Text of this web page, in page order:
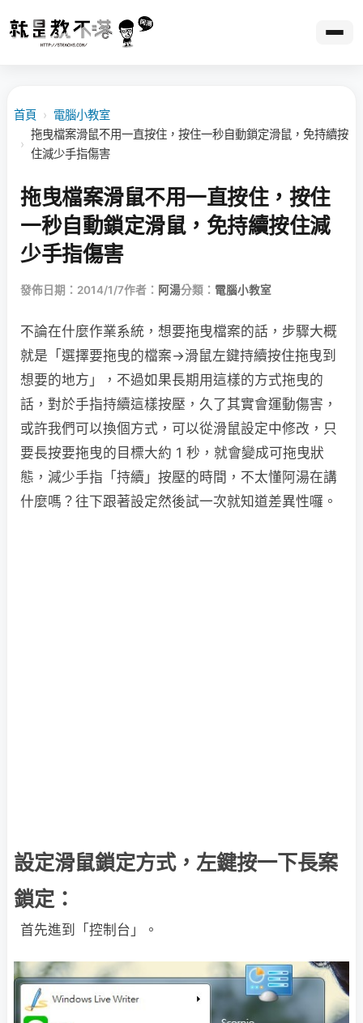
首頁 › 電腦小教室
›
拖曳檔案滑鼠不用一直按住，按住一秒自動鎖定滑鼠，免持續按
住減少手指傷害
拖曳檔案滑鼠不用一直按住，按住
一秒自動鎖定滑鼠，免持續按住減
少手指傷害
發佈日期：2014/1/7作者： 阿湯分類： 電腦小教室
不論在什麼作業系統，想要拖曳檔案的話，步驟大概
就是「選擇要拖曳的檔案→滑鼠左鍵持續按住拖曳到
想要的地方」，不過如果長期用這樣的方式拖曳的
話，對於手指持續這樣按壓，久了其實會運動傷害，
或許我們可以換個方式，可以從滑鼠設定中修改，只
要長按要拖曳的目標大約 1 秒，就會變成可拖曳狀
態，減少手指「持續」按壓的時間，不太懂阿湯在講
什麼嗎？往下跟著設定然後試一次就知道差異性囉。
設定滑鼠鎖定方式，左鍵按一下長案
鎖定：
首先進到「控制台」。